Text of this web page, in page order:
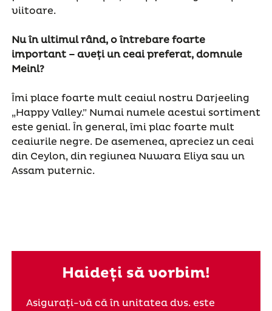
viitoare.
Nu în ultimul rând, o întrebare foarte
important – aveți un ceai preferat, domnule
Meinl?
Îmi place foarte mult ceaiul nostru Darjeeling
„Happy Valley.” Numai numele acestui sortiment
este genial. În general, îmi plac foarte mult
ceaiurile negre. De asemenea, apreciez un ceai
din Ceylon, din regiunea Nuwara Eliya sau un
Assam puternic.
Haideți să vorbim!
Asigurați-vă că în unitatea dvs. este